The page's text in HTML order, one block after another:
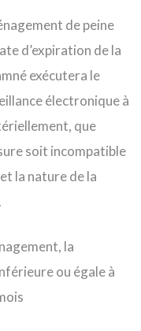
de peine
d’expiration de la
exécutera le
électronique à
que
soit incompatible
la nature de la
la
ou égale à